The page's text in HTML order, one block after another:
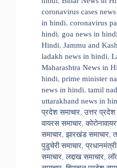
coronavirus cases
in hindi, coronavirus
hindi, goa news in hindi
Hindi, Jammu and
ladakh news in hindi,
Maharashtra News in
hindi, prime minister
news in hindi, tamil
uttarakhand news in
प्रदेश समाचार,उत्तर प्रदेश
वायरस समाचार,
समाचार,झारखंड समाचार,
पुडुचेरी समाचार,
समाचार,लद्दाख समाचार,